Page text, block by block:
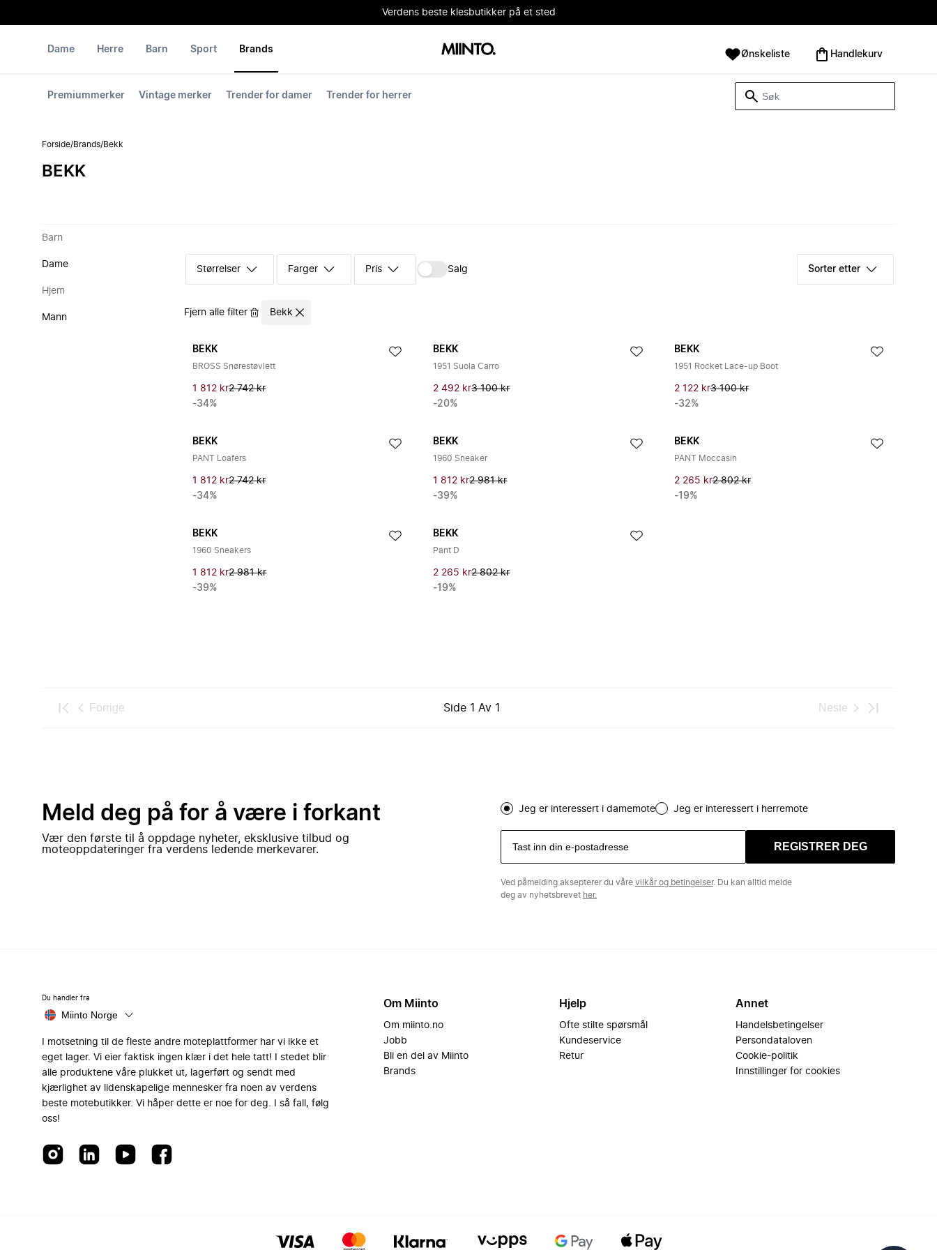
Verdens beste klesbutikker på et sted
Dame Herre Barn Sport Brands
Premiummerker Vintage merker Trender for damer Trender for herrer
Ønskeliste Handlekurv
Forside/Brands/Bekk
BEKK
Barn
Dame
Hjem
Mann
Størrelser Farger Pris Salg Sorter etter
Fjern alle filter Bekk
BEKK
BROSS Snørestøvlett
1 812 kr2 742 kr
-34%
BEKK
1951 Suola Carro
2 492 kr3 100 kr
-20%
BEKK
1951 Rocket Lace-up Boot
2 122 kr3 100 kr
-32%
BEKK
PANT Loafers
1 812 kr2 742 kr
-34%
BEKK
1960 Sneaker
1 812 kr2 981 kr
-39%
BEKK
PANT Moccasin
2 265 kr2 802 kr
-19%
BEKK
1960 Sneakers
1 812 kr2 981 kr
-39%
BEKK
Pant D
2 265 kr2 802 kr
-19%
Forrige Side 1 Av 1 Neste
Meld deg på for å være i forkant
Vær den første til å oppdage nyheter, eksklusive tilbud og
moteoppdateringer fra verdens ledende merkevarer.
Jeg er interessert i damemote Jeg er interessert i herremote
REGISTRER DEG
Ved påmelding aksepterer du våre vilkår og betingelser. Du kan alltid melde
deg av nyhetsbrevet her.
Du handler fra
Miinto Norge
I motsetning til de fleste andre moteplattformer har vi ikke et
eget lager. Vi eier faktisk ingen klær i det hele tatt! I stedet blir
alle produktene våre plukket ut, lagerført og sendt med
kjærlighet av lidenskapelige mennesker fra noen av verdens
beste motebutikker. Vi håper dette er noe for deg. I så fall, følg
oss!
Om Miinto
Om miinto.no
Jobb
Bli en del av Miinto
Brands
Hjelp
Ofte stilte spørsmål
Kundeservice
Retur
Annet
Handelsbetingelser
Persondataloven
Cookie-politik
Innstillinger for cookies